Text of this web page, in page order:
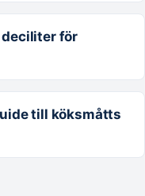
deciliter för
till köksmåtts